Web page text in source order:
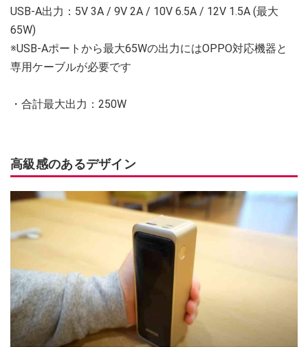
USB-A出力：5V 3A / 9V 2A / 10V 6.5A / 12V 1.5A (最大
65W)
※USB-Aポートから最大65Wの出力にはOPPO対応機器と
専用ケーブルが必要です
・合計最大出力：250W
高級感のあるデザイン